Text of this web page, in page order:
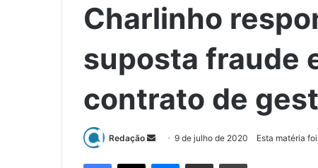
Charlinho
suposta fraude
contrato de
Redação 9 de julho de 2020 Esta matéria